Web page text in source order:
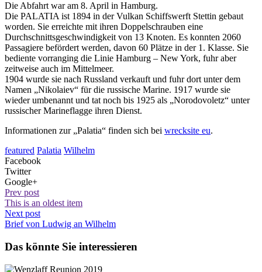
Die Abfahrt war am 8. April in Hamburg.
Die PALATIA ist 1894 in der Vulkan Schiffswerft Stettin gebaut
worden. Sie erreichte mit ihren Doppelschrauben eine
Durchschnittsgeschwindigkeit von 13 Knoten. Es konnten 2060
Passagiere befördert werden, davon 60 Plätze in der 1. Klasse. Sie
bediente vorranging die Linie Hamburg – New York, fuhr aber
zeitweise auch im Mittelmeer.
1904 wurde sie nach Russland verkauft und fuhr dort unter dem
Namen „Nikolaiev“ für die russische Marine. 1917 wurde sie
wieder umbenannt und tat noch bis 1925 als „Norodovoletz“ unter
russischer Marineflagge ihren Dienst.
Informationen zur „Palatia“ finden sich bei wrecksite eu.
featured Palatia Wilhelm
Facebook
Twitter
Google+
Prev post
This is an oldest item
Next post
Brief von Ludwig an Wilhelm
Das könnte Sie interessieren